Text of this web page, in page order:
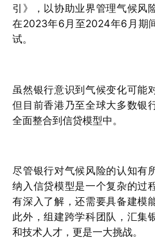
引》，以协助业界管理气候风
在2023年6月至2024年6月期
试。
虽然银行意识到气候变化可能
但目前香港乃至全球大多数银
全面整合到信贷模型中。
尽管银行对气候风险的认知有
纳入信贷模型是一个复杂的过
有深入了解，还需要具备建模
此外，组建跨学科团队，汇集
和技术人才，更是一大挑战。